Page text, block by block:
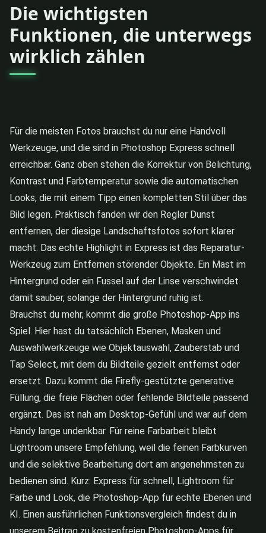
Die wichtigsten
Funktionen, die unterwegs
wirklich zählen
Für die meisten Fotos brauchst du nur eine Handvoll
Werkzeuge, und die sind in Photoshop Express schnell
erreichbar. Ganz oben stehen die Korrektur von Belichtung,
Kontrast und Farbtemperatur sowie die automatischen
Looks, die mit einem Tipp einen kompletten Stil über das
Bild legen. Praktisch fanden wir den Regler Dunst
entfernen, der diesige Landschaftsfotos sofort klarer
macht. Das echte Highlight in Express ist das Reparatur-
Werkzeug zum Entfernen störender Objekte. Ein Mast im
Hintergrund oder ein Fussel auf der Linse verschwindet
damit sauber, solange der Hintergrund ruhig ist.
Brauchst du mehr, kommt die große Photoshop-App ins
Spiel. Hier hast du tatsächlich Ebenen, Masken und
Auswahlwerkzeuge wie Objektauswahl, Zauberstab und
Tap Select, mit dem du Bildteile gezielt entfernst oder
ersetzt. Dazu kommt die Firefly-gestützte generative
Füllung, die freie Flächen oder fehlende Bildteile passend
ergänzt. Das ist nah am Desktop-Gefühl und war auf dem
Handy lange undenkbar. Für reine Farbarbeit bleibt
Lightroom unsere Empfehlung, weil die feinen Farbkurven
und die selektive Bearbeitung dort am angenehmsten zu
bedienen sind. Kurz: Express für schnell, Lightroom für
Farbe und Look, die Photoshop-App für echte Ebenen und
KI. Einen ausführlichen Funktionsvergleich findest du in